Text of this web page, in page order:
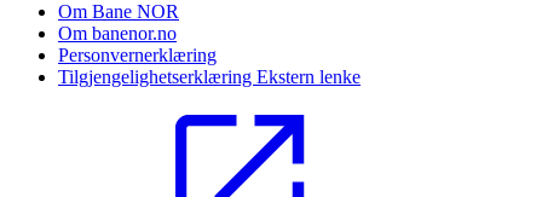
Om Bane NOR
Om banenor.no
Personvernerklæring
Tilgjengelighetserklæring Ekstern lenke